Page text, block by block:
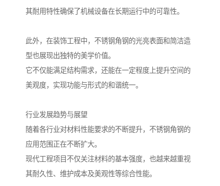
其耐用特性确保了机械设备在长期运行中的可靠性。
此外，在装饰工程中，不锈钢角钢的光亮表面和简洁造
型也展现出独特的美学价值。
它不仅能满足结构需求，还能在一定程度上提升空间的
美观度，实现功能与形式的和谐统一。
行业发展趋势与展望
随着各行业对材料性能要求的不断提升，不锈钢角钢的
应用范围正在不断扩大。
现代工程项目不仅关注材料的基本强度，也越来越重视
其耐久性、维护成本及美观性等综合性能。